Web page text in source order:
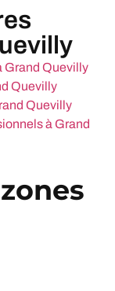
Grand Quevilly
Quevilly
Quevilly
à Grand